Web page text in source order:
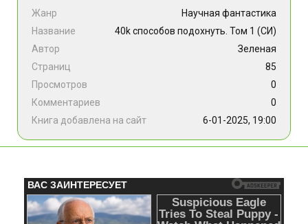
Жанр
Научная фантастика
Название
40k способов подохнуть. Том 1 (СИ)
Автор
Зеленая
Страниц
85
Просмотров
0
Комментариев
0
Книга добавлена на сайт
6-01-2025, 19:00